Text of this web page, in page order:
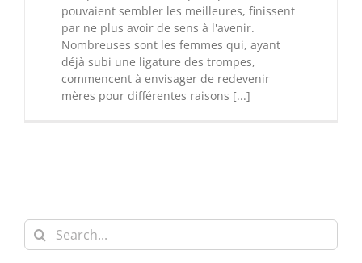
pouvaient sembler les meilleures, finissent
par ne plus avoir de sens à l'avenir.
Nombreuses sont les femmes qui, ayant
déjà subi une ligature des trompes,
commencent à envisager de redevenir
mères pour différentes raisons [...]
Search
for: